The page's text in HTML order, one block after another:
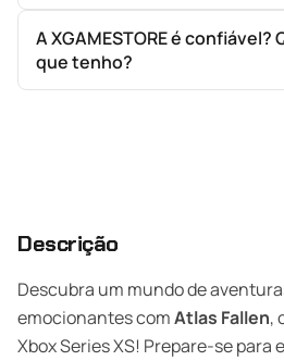
A XGAMESTORE é confiável?
que tenho?
Descrição
Descubra um mundo de
emocionantes comAtlas Fallen,
Xbox Series XS! Prepare-se para